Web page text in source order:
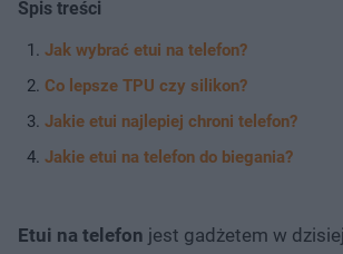
Spis treści
Jak wybrać etui na telefon?
Co lepsze TPU czy silikon?
Jakie etui najlepiej chroni telefon?
Jakie etui na telefon do biegania?
Etui na telefon jest gadżetem w